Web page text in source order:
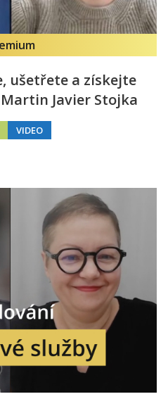
ušetřete a získejte
Javier Stojka
VIDEO